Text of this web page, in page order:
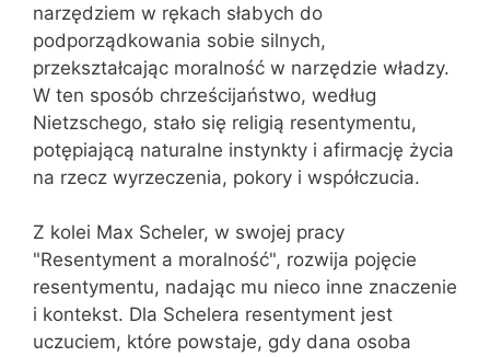
narzędziem w rękach słabych do
podporządkowania sobie silnych,
przekształcając moralność w narzędzie władzy.
W ten sposób chrześcijaństwo, według
Nietzschego, stało się religią resentymentu,
potępiającą naturalne instynkty i afirmację życia
na rzecz wyrzeczenia, pokory i współczucia.
Z kolei Max Scheler, w swojej pracy
"Resentyment a moralność", rozwija pojęcie
resentymentu, nadając mu nieco inne znaczenie
i kontekst. Dla Schelera resentyment jest
uczuciem, które powstaje, gdy dana osoba